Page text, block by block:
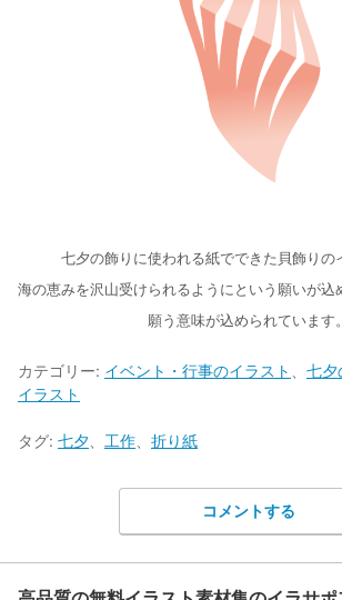
七夕の飾りに使われる紙でできた貝飾りの
海の恵みを沢山受けられるようにという願いが込
願う意味が込められています。
カテゴリー: イベント・行事のイラスト 七夕
イラスト
タグ: 七夕 工作 折り紙
コメントする